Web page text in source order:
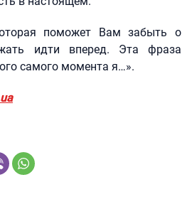
поможет Вам забыть о
идти вперед. Эта фраза
самого момента я…».